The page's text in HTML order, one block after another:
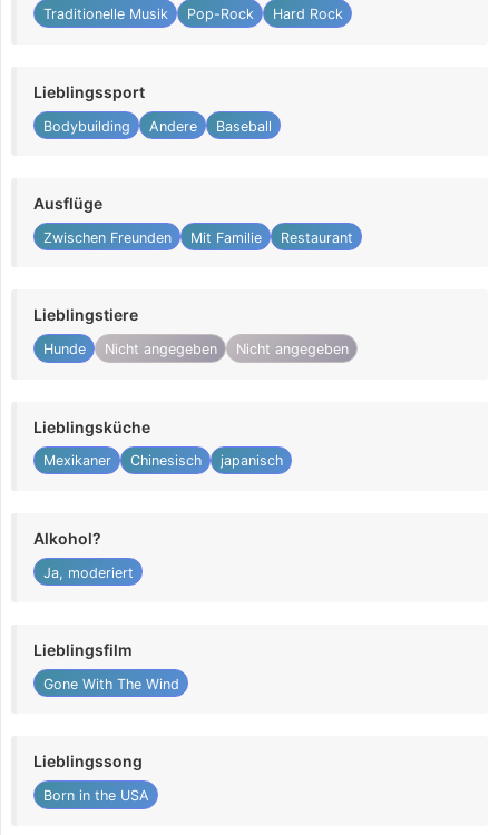
Traditionelle Musik Pop-Rock Hard Rock
Lieblingssport
Bodybuilding Andere Baseball
Ausflüge
Zwischen Freunden Mit Familie Restaurant
Lieblingstiere
Hunde Nicht angegeben Nicht angegeben
Lieblingsküche
Mexikaner Chinesisch japanisch
Alkohol?
Ja, moderiert
Lieblingsfilm
Gone With The Wind
Lieblingssong
Born in the USA